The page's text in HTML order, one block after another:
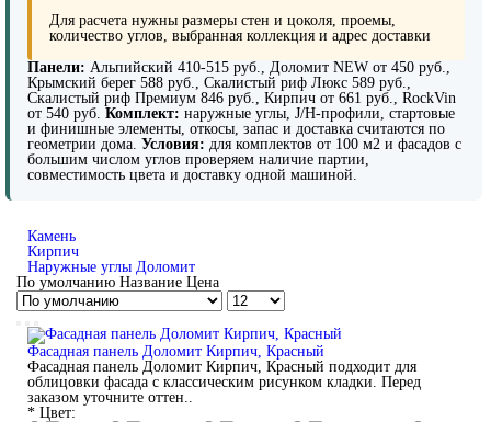
Для расчета нужны размеры стен и цоколя, проемы,
количество углов, выбранная коллекция и адрес доставки
Панели: Альпийский 410-515 руб., Доломит NEW от 450 руб.,
Крымский берег 588 руб., Скалистый риф Люкс 589 руб.,
Скалистый риф Премиум 846 руб., Кирпич от 661 руб., RockVin
от 540 руб. Комплект: наружные углы, J/H-профили, стартовые
и финишные элементы, откосы, запас и доставка считаются по
геометрии дома. Условия: для комплектов от 100 м2 и фасадов с
большим числом углов проверяем наличие партии,
совместимость цвета и доставку одной машиной.
Камень
Кирпич
Наружные углы Доломит
По умолчанию Название Цена
Фасадная панель Доломит Кирпич, Красный
Фасадная панель Доломит Кирпич, Красный подходит для
облицовки фасада с классическим рисунком кладки. Перед
заказом уточните оттен..
* Цвет: